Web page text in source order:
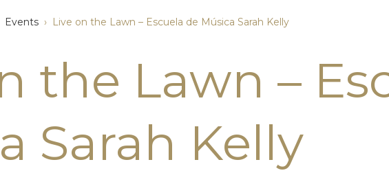
Events › Live on the Lawn – Escuela de Música Sarah Kelly
the Lawn –
Sarah Kelly